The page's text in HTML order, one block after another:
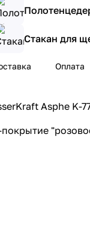
Стакан для
Оплата
Asphe K-